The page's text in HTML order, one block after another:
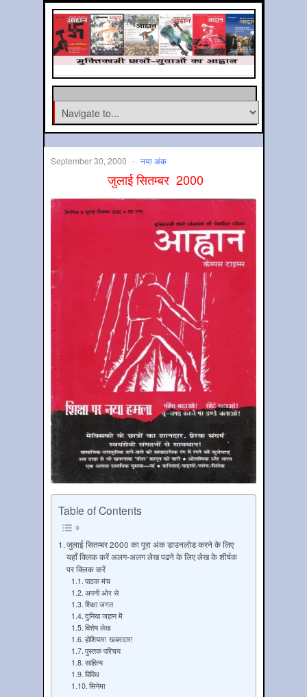
September 30, 2000 - नया अंक
जुलाई सितम्‍बर 2000
Table of Contents
जुलाई सितम्‍बर 2000 का पूरा अंक डाउनलोड करने के लिए
यहाँ क्लिक करें अलग-अलग लेख पढने के लिए लेख के शीर्षक
पर क्लिक करें
पाठक मंच
अपनी ओर से
शिक्षा जगत
दुनिया जहान में
विशेष लेख
होशियार! खबरदार!
पुस्‍तक परिचय
साहित्‍य
विविध
सिनेमा